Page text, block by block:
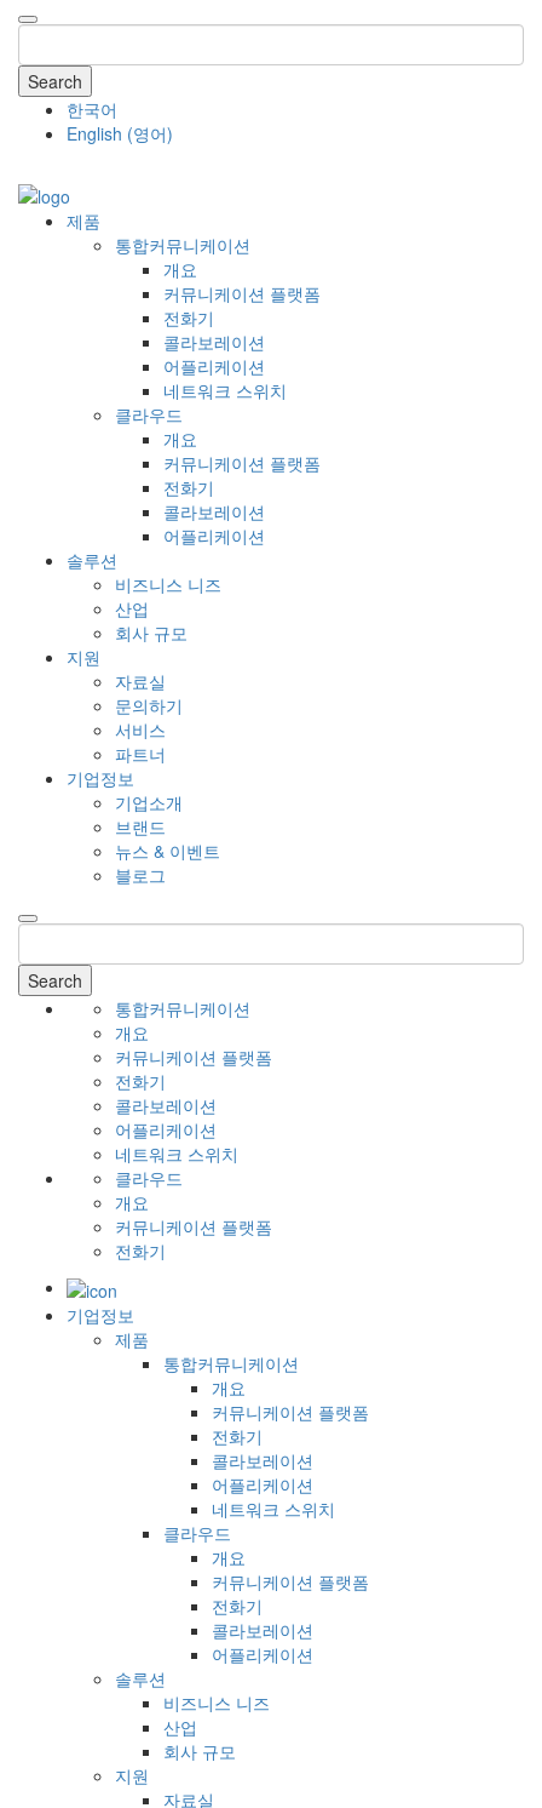
Search
한국어
English (영어)
제품
통합커뮤니케이션
개요
커뮤니케이션 플랫폼
전화기
콜라보레이션
어플리케이션
네트워크 스위치
클라우드
개요
커뮤니케이션 플랫폼
전화기
콜라보레이션
어플리케이션
솔루션
비즈니스 니즈
산업
회사 규모
지원
자료실
문의하기
서비스
파트너
기업정보
기업소개
브랜드
뉴스 & 이벤트
블로그
Search
통합커뮤니케이션
개요
커뮤니케이션 플랫폼
전화기
콜라보레이션
어플리케이션
네트워크 스위치
클라우드
개요
커뮤니케이션 플랫폼
전화기
기업정보
제품
통합커뮤니케이션
개요
커뮤니케이션 플랫폼
전화기
콜라보레이션
어플리케이션
네트워크 스위치
클라우드
개요
커뮤니케이션 플랫폼
전화기
콜라보레이션
어플리케이션
솔루션
비즈니스 니즈
산업
회사 규모
지원
자료실